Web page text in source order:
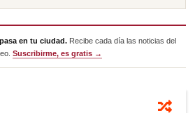
en tu ciudad. Recibe cada día las noticias del
Suscribirme, es gratis →